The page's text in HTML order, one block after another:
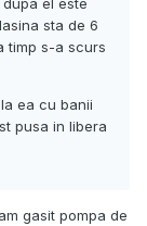
el este
sta de 6
timp s-a scurs
ea cu banii
pusa in libera
gasit pompa de